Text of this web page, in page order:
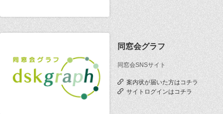
同窓会グラフ
同窓会SNSサイト
案内状が届いた方はコチラ
サイトログインはコチラ